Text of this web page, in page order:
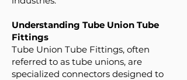
Understanding Tube Union Tube
Fittings
Tube Union Tube Fittings, often
referred to as tube unions, are
specialized connectors designed to